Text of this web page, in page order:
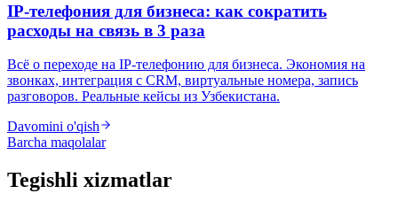
IP-телефония для бизнеса: как сократить
расходы на связь в 3 раза
Всё о переходе на IP-телефонию для бизнеса. Экономия на
звонках, интеграция с CRM, виртуальные номера, запись
разговоров. Реальные кейсы из Узбекистана.
Davomini o'qish
Barcha maqolalar
Tegishli xizmatlar